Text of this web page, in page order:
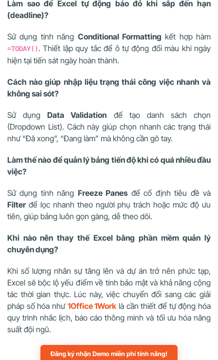
Làm sao để Excel tự động báo đỏ khi sắp đến hạn
(deadline)?
Sử dụng tính năng Conditional Formatting kết hợp hàm
=TODAY(). Thiết lập quy tắc để ô tự động đổi màu khi ngày
hiện tại tiến sát ngày hoàn thành.
Cách nào giúp nhập liệu trạng thái công việc nhanh và
không sai sót?
Sử dụngData Validation để tạo danh sách chọn
(Dropdown List). Cách này giúp chọn nhanh các trạng thái
như “Đã xong”, “Đang làm” mà không cần gõ tay.
Làm thế nào để quản lý bảng tiến độ khi có quá nhiều đầu
việc?
Sử dụng tính năng Freeze Panesđể cố định tiêu đề và
Filter để lọc nhanh theo người phụ trách hoặc mức độ ưu
tiên, giúp bảng luôn gọn gàng, dễ theo dõi.
Khi nào nên thay thế Excel bằng phần mềm quản lý
chuyên dụng?
Khi số lượng nhân sự tăng lên và dự án trở nên phức tạp,
Excel sẽ bộc lộ yếu điểm về tính bảo mật và khả năng cộng
tác thời gian thực. Lúc này, việc chuyển đổi sang các giải
pháp số hóa như 1Office 1Work là cần thiết để tự động hóa
quy trình nhắc lịch, báo cáo thông minh và tối ưu hóa năng
suất đội ngũ.
Đăng ký nhận Demo miễn phí tính năng!